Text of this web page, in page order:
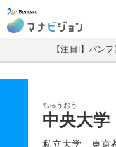
マナビ
【注目!】パン
ちゅうおう
中央大学
私立大学 東京